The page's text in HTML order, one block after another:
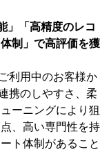
」「高精度のレコ
制」で高評価を獲
利用中のお客様か
携のしやすさ、柔
ーニングにより狙
、高い専門性を持
ト体制があること